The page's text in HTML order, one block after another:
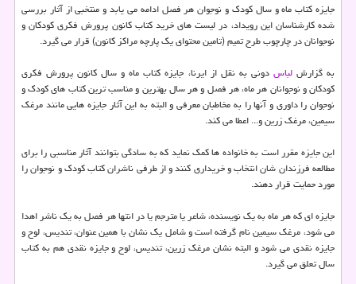
جایزه کتاب ماه و سال کودک و نوجوان هر فصل ادامه می یابد و منتخبی از آثار بررسی
شده کارشناسان این رویداد، در لیست های خرید کتاب کانون پرورش فکری کودکان و
نوجوانان در چارچوب طرح تمیم (تامین محتوای یک پارچه مراکز کانون) قرار می گیرد.
به گزارشلباس دونی به نقل از ایرنا، جایزه کتاب ماه و سال کانون پرورش فکری
کودکان و نوجوانان هر ماه، هر فصل و هر سال بهترین و مناسب ترین کتاب های کودک و
نوجوان را داوری و آنها را به مخاطبان معرفی و البته به این آثار جایزه هایی مانند مرغک
سیمین، مرغک زرین و... اعطا می کند.
این جایزه مقرر است به خانواده ها کمک نماید که به سادگی بتوانند آثار مناسبی را برای
مطالعه فرزندان شان انتخاب و خریداری کنند و از طرفی ناشران کتاب کودک و نوجوان را
مورد حمایت قرار دهند.
جایزه ای که هر ماه به یک نویسنده، شاعر یا مترجم یا در انتها هر فصل به یک ناشر اهدا
می شود، مرغک سیمین نام گرفته است و شامل یک نشان با همین عنوان، تندیس، لوح و
جایزه نقدی می شود و البته نشان مرغک زرین، تندیس، لوح و جایزه نقدی هم به کتاب
سال تعلق می گیرد.